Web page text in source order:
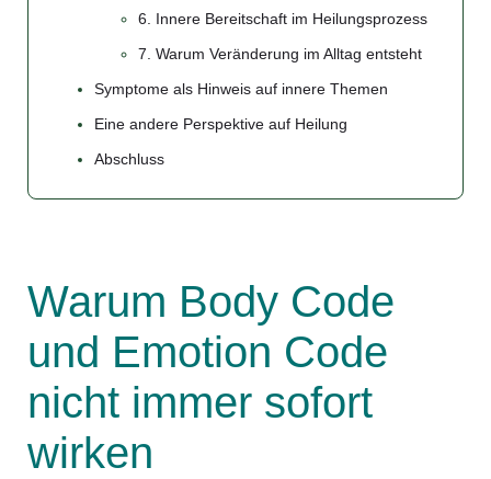
6. Innere Bereitschaft im Heilungsprozess
7. Warum Veränderung im Alltag entsteht
Symptome als Hinweis auf innere Themen
Eine andere Perspektive auf Heilung
Abschluss
Warum Body Code
und Emotion Code
nicht immer sofort
wirken